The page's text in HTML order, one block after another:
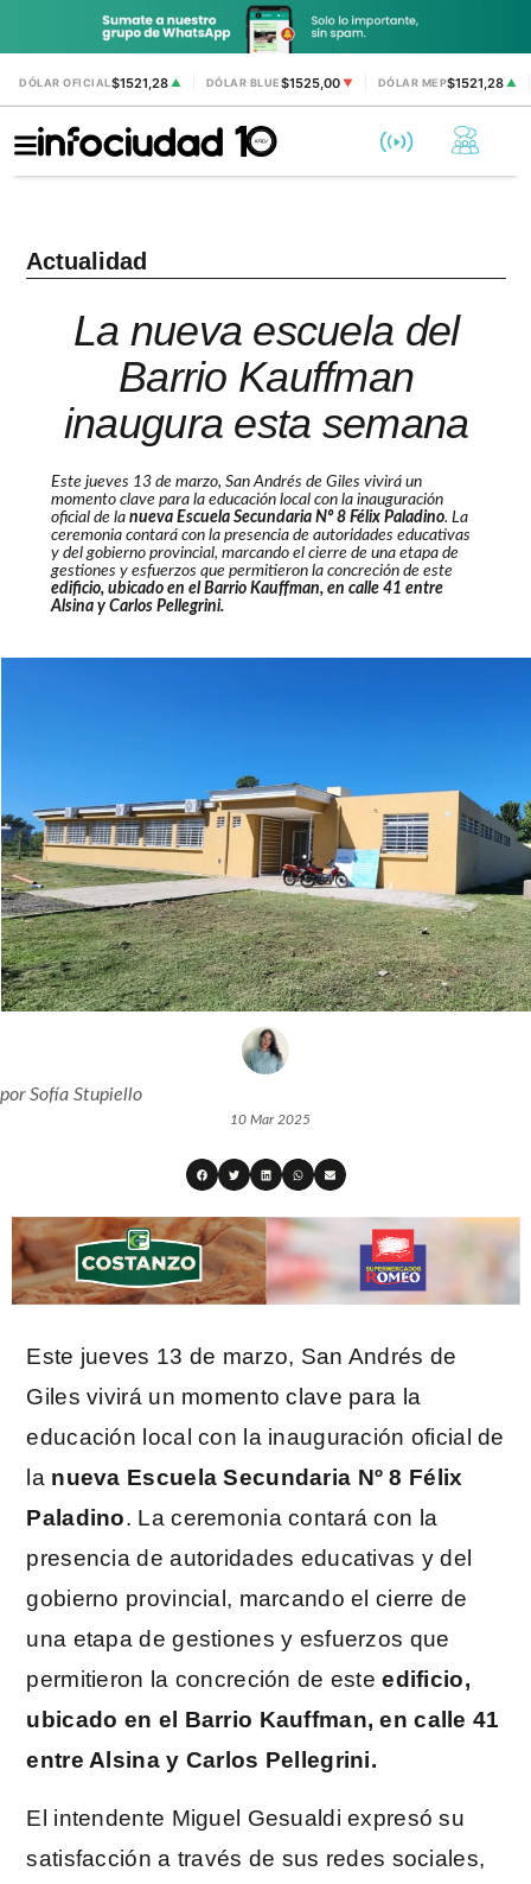
DÓLAR OFICIAL$1521,28 ▲ DÓLAR BLUE$1525,00 ▼ DÓLAR MEP$1521,28▲
Actualidad
La nueva escuela del
Barrio Kauffman
inaugura esta semana
Este jueves 13 de marzo, San Andrés de Giles vivirá un
momento clave para la educación local con la inauguración
oficial de la nueva Escuela Secundaria Nº 8 Félix Paladino. La
ceremonia contará con la presencia de autoridades educativas
y del gobierno provincial, marcando el cierre de una etapa de
gestiones y esfuerzos que permitieron la concreción de este
edificio, ubicado en el Barrio Kauffman, en calle 41 entre
Alsina y Carlos Pellegrini.
porSofía Stupiello
10 Mar 2025
Este jueves 13 de marzo, San Andrés de
Giles vivirá un momento clave para la
educación local con la inauguración oficial de
la nueva Escuela Secundaria Nº 8 Félix
Paladino. La ceremonia contará con la
presencia de autoridades educativas y del
gobierno provincial, marcando el cierre de
una etapa de gestiones y esfuerzos que
permitieron la concreción de este edificio,
ubicado en el Barrio Kauffman, en calle 41
entre Alsina y Carlos Pellegrini.
El intendente Miguel Gesualdi expresó su
satisfacción a través de sus redes sociales,